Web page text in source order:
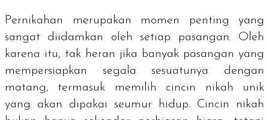
Pernikahan merupakan momen penting yang
sangat diidamkan oleh setiap pasangan. Oleh
karena itu, tak heran jika banyak pasangan yang
mempersiapkan segala sesuatunya dengan
matang, termasuk memilih cincin nikah unik
yang akan dipakai seumur hidup. Cincin nikah